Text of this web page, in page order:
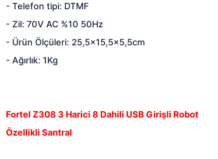
- Telefon tipi: DTMF
- Zil: 70V AC %10 50Hz
- Ürün Ölçüleri: 25,5x15,5x5,5cm
- Ağırlık: 1Kg
Fortel Z308 3 Harici 8 Dahili USB Girişli Robot
Özellikli Santral